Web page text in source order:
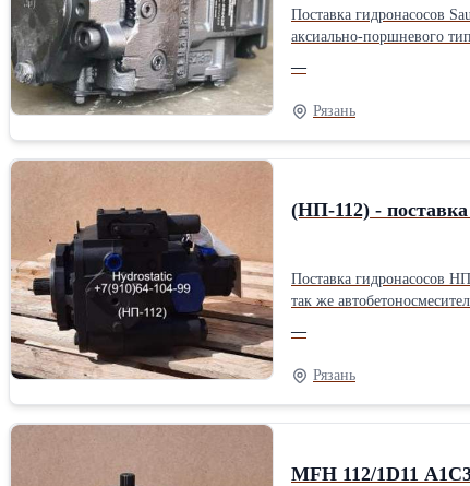
Поставка гидронасосов
аксиально-поршневого типа объемом - 75см3. Маркировка: 90R075FH5AB60S7C7DB2EFI 424230
ГСТ Sauer Danfoss комбайна. Агрегаты в наличии. Экспресс поставка гидронасосов Sauer Danfoss 90R075.Sauer Danfoss: 90R075 Длина: 30 см Ширина: 30 см
Вес: 70 кг Способ
—
Рязань
(НП-112) - поставка
Поставка гидронасосов
так же автобетоносмесителей с бочкой большого объема. НП-112-1 (PVH
46В ТУ 38.001347-83. Работают в паре с
Агрегаты в наличии. Экспресс поставка насосов НП-112 для сельскохозяйственной техники (КФХ) и дорожно-строительной (ДРСУ), а так же ЖБИ предприятиям -
24/7.НП-112: (PVH112)
—
Рязань
MFH 112/1D11